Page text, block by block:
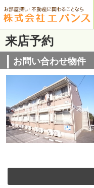
来店予約
お問い合わせ物件